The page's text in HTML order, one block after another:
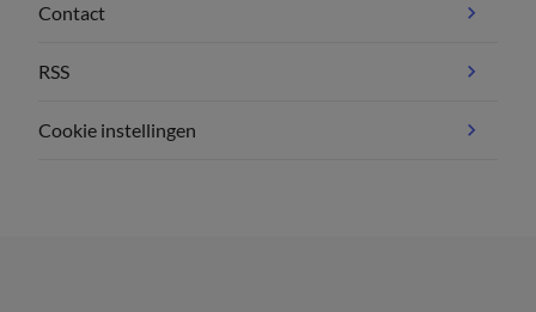
Contact
RSS
Cookie instellingen